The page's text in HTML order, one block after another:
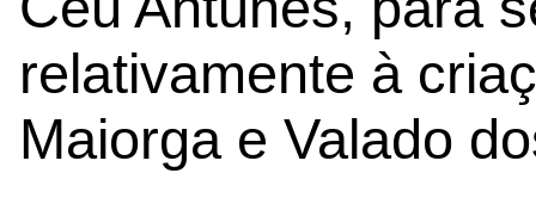
relativamente à
Maiorga e Valado